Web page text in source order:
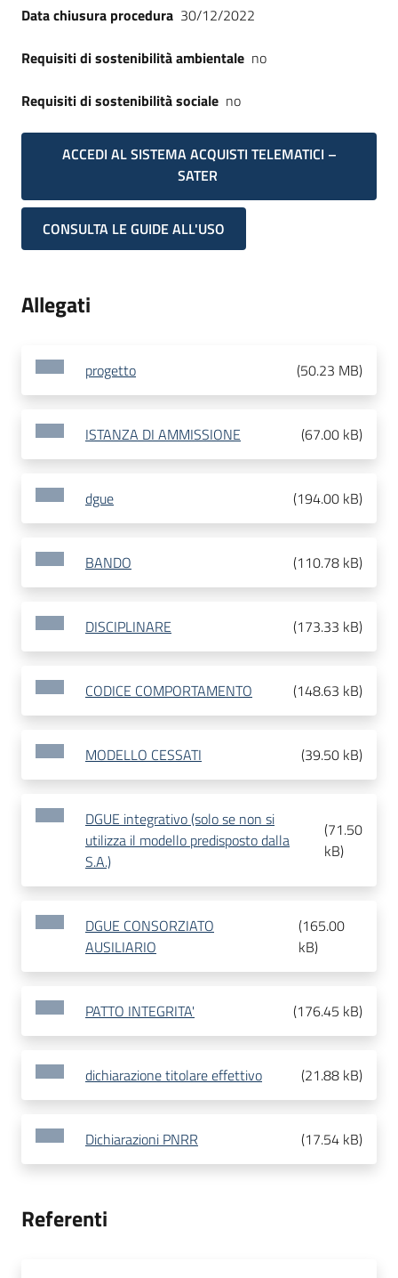
Data chiusura procedura 30/12/2022
Requisiti di sostenibilità ambientale no
Requisiti di sostenibilità sociale no
ACCEDI AL SISTEMA ACQUISTI TELEMATICI –
SATER
CONSULTA LE GUIDE ALL'USO
Allegati
progetto (50.23 MB)
ISTANZA DI AMMISSIONE (67.00 kB)
dgue (194.00 kB)
BANDO (110.78 kB)
DISCIPLINARE (173.33 kB)
CODICE COMPORTAMENTO (148.63 kB)
MODELLO CESSATI (39.50 kB)
DGUE integrativo (solo se non si
utilizza il modello predisposto dalla
S.A.)
(71.50
kB)
DGUE CONSORZIATO
AUSILIARIO
(165.00
kB)
PATTO INTEGRITA' (176.45 kB)
dichiarazione titolare effettivo (21.88 kB)
Dichiarazioni PNRR (17.54 kB)
Referenti